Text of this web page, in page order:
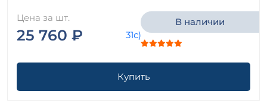
Цена за шт.
25 760 ₽
В наличии
Купить